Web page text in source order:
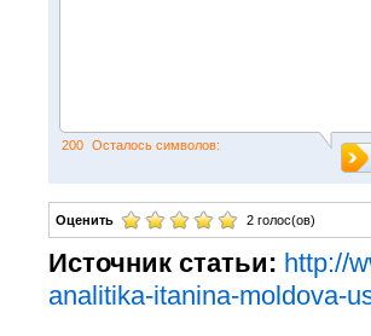
200 Осталось символов:
Оценить 2 голос(ов)
Источник статьи: http://
analitika-itanina-moldova-